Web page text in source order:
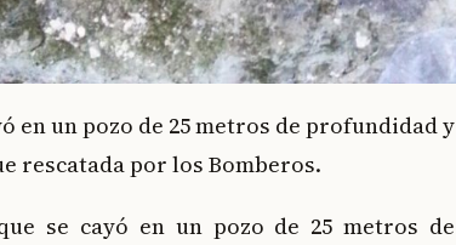
en un pozo de 25 metros de profundidad y
rescatada por los Bomberos.
se cayó en un pozo de 25 metros de